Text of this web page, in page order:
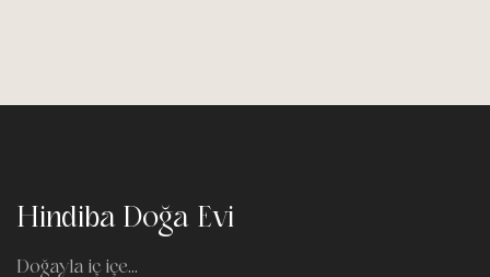
Hindiba Doğa Evi
Doğayla iç içe...